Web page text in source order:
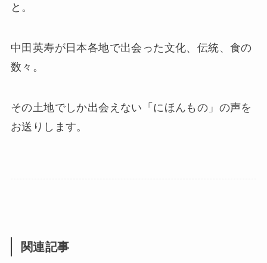
と。
中田英寿が日本各地で出会った文化、伝統、食の
数々。
その土地でしか出会えない「にほんもの」の声を
お送りします。
関連記事